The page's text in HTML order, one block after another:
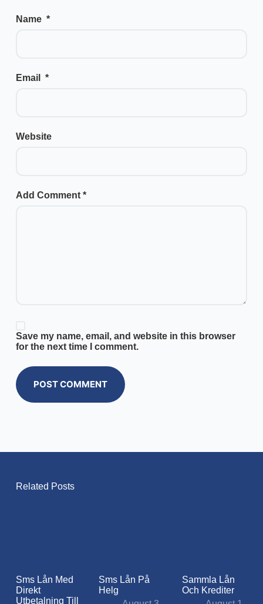
Name *
Email *
Website
Add Comment*
Save my name, email, and website in this browser
for the next time I comment.
POST COMMENT
Related Posts
Sms Lån Med
Direkt
Utbetalning Till
Sms Lån På
Helg
Sammla Lån
Och Krediter